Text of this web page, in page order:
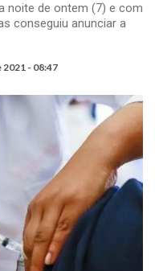
noite de ontem (7) e com
conseguiu anunciar a
2021 - 08:47